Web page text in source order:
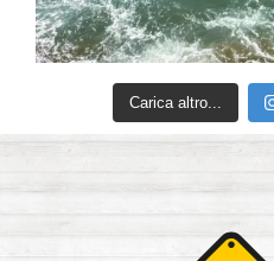
Carica altro...